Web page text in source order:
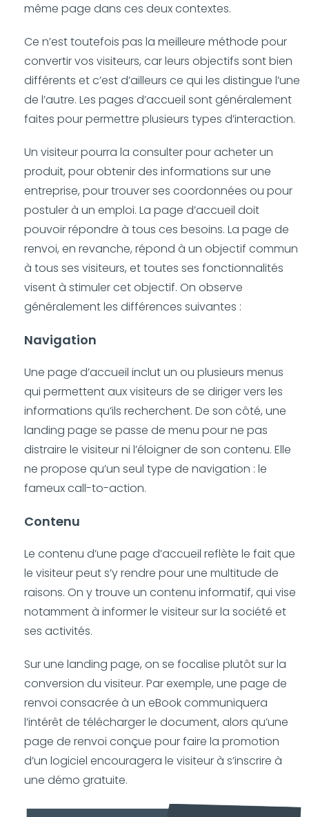
même page dans ces deux contextes.
Ce n’est toutefois pas la meilleure méthode pour
convertir vos visiteurs, car leurs objectifs sont bien
différents et c’est d’ailleurs ce qui les distingue l’une
de l’autre. Les pages d’accueil sont généralement
faites pour permettre plusieurs types d’interaction.
Un visiteur pourra la consulter pour acheter un
produit, pour obtenir des informations sur une
entreprise, pour trouver ses coordonnées ou pour
postuler à un emploi. La page d’accueil doit
pouvoir répondre à tous ces besoins. La page de
renvoi, en revanche, répond à un objectif commun
à tous ses visiteurs, et toutes ses fonctionnalités
visent à stimuler cet objectif. On observe
généralement les différences suivantes :
Navigation
Une page d’accueil inclut un ou plusieurs menus
qui permettent aux visiteurs de se diriger vers les
informations qu’ils recherchent. De son côté, une
landing page se passe de menu pour ne pas
distraire le visiteur ni l’éloigner de son contenu. Elle
ne propose qu’un seul type de navigation : le
fameux call-to-action.
Contenu
Le contenu d’une page d’accueil reflète le fait que
le visiteur peut s’y rendre pour une multitude de
raisons. On y trouve un contenu informatif, qui vise
notamment à informer le visiteur sur la société et
ses activités.
Sur une landing page, on se focalise plutôt sur la
conversion du visiteur. Par exemple, une page de
renvoi consacrée à un eBook communiquera
l’intérêt de télécharger le document, alors qu’une
page de renvoi conçue pour faire la promotion
d’un logiciel encouragera le visiteur à s’inscrire à
une démo gratuite.